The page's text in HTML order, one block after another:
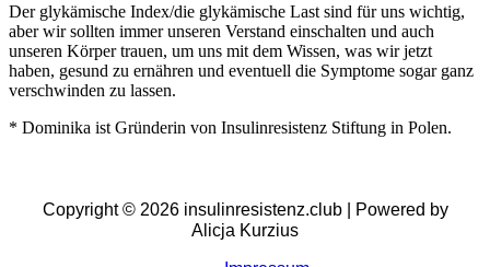
Der glykämische Index/die glykämische Last sind für uns wichtig,
aber wir sollten immer unseren Verstand einschalten und auch
unseren Körper trauen, um uns mit dem Wissen, was wir jetzt
haben, gesund zu ernähren und eventuell die Symptome sogar ganz
verschwinden zu lassen.
* Dominika ist Gründerin von Insulinresistenz Stiftung in Polen.
Copyright © 2026 insulinresistenz.club | Powered by
Alicja Kurzius